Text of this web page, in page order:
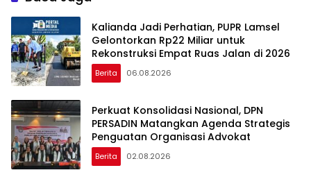
Kalianda Jadi Perhatian, PUPR Lamsel
Gelontorkan Rp22 Miliar untuk
Rekonstruksi Empat Ruas Jalan di 2026
Berita 06.08.2026
Perkuat Konsolidasi Nasional, DPN
PERSADIN Matangkan Agenda Strategis
Penguatan Organisasi Advokat
Berita 02.08.2026